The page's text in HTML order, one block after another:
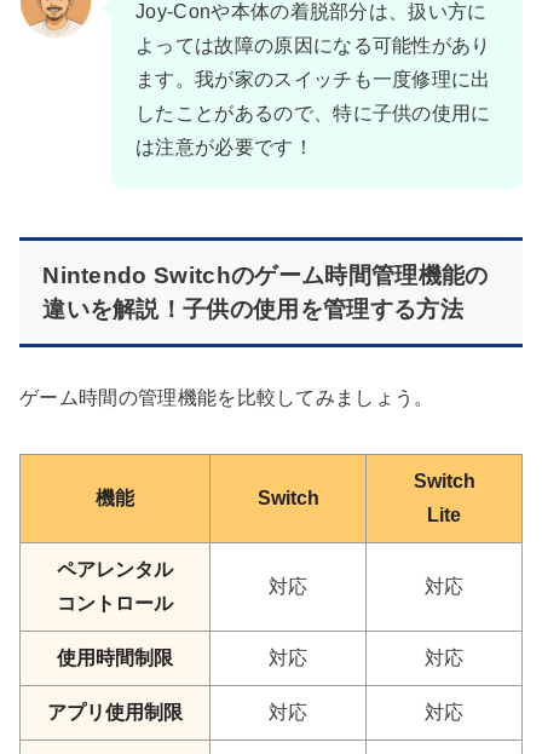
Joy-Conや本体の着脱部分は、扱い方に
よっては故障の原因になる可能性があり
ます。我が家のスイッチも一度修理に出
したことがあるので、特に子供の使用に
は注意が必要です！
Nintendo Switchのゲーム時間管理機能の
違いを解説！子供の使用を管理する方法
ゲーム時間の管理機能を比較してみましょう。
機能 Switch
Switch
Lite
ペアレンタル
コントロール
対応 対応
使用時間制限 対応 対応
アプリ使用制限 対応 対応